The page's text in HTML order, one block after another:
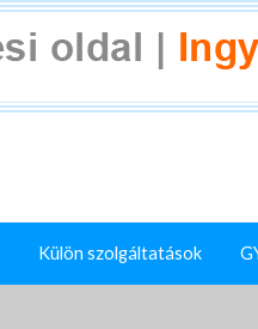
Külön szolgáltatások